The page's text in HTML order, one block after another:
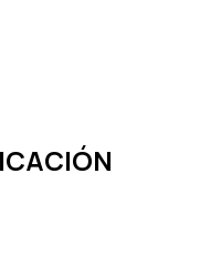
Nuestro